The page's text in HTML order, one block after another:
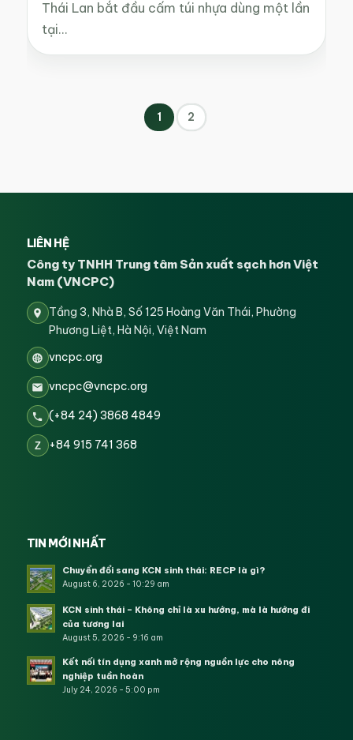
Thái Lan bắt đầu cấm túi nhựa dùng một lần
tại…
1 2
LIÊN HỆ
Công ty TNHH Trung tâm Sản xuất sạch hơn Việt
Nam (VNCPC)
Tầng 3, Nhà B, Số 125 Hoàng Văn Thái, Phường
Phương Liệt, Hà Nội, Việt Nam
vncpc.org
vncpc@vncpc.org
(+84 24) 3868 4849
Z +84 915 741 368
TIN MỚI NHẤT
Chuyển đổi sang KCN sinh thái: RECP là gì?
August 6, 2026 - 10:29 am
KCN sinh thái – Không chỉ là xu hướng, mà là hướng đi
của tương lai
August 5, 2026 - 9:16 am
Kết nối tín dụng xanh mở rộng nguồn lực cho nông
nghiệp tuần hoàn
July 24, 2026 - 5:00 pm